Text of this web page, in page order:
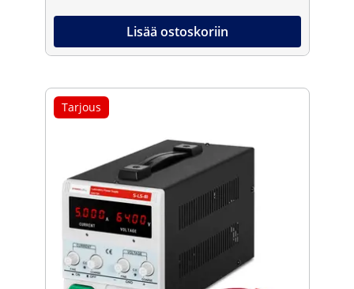
Lisää ostoskoriin
Tarjous